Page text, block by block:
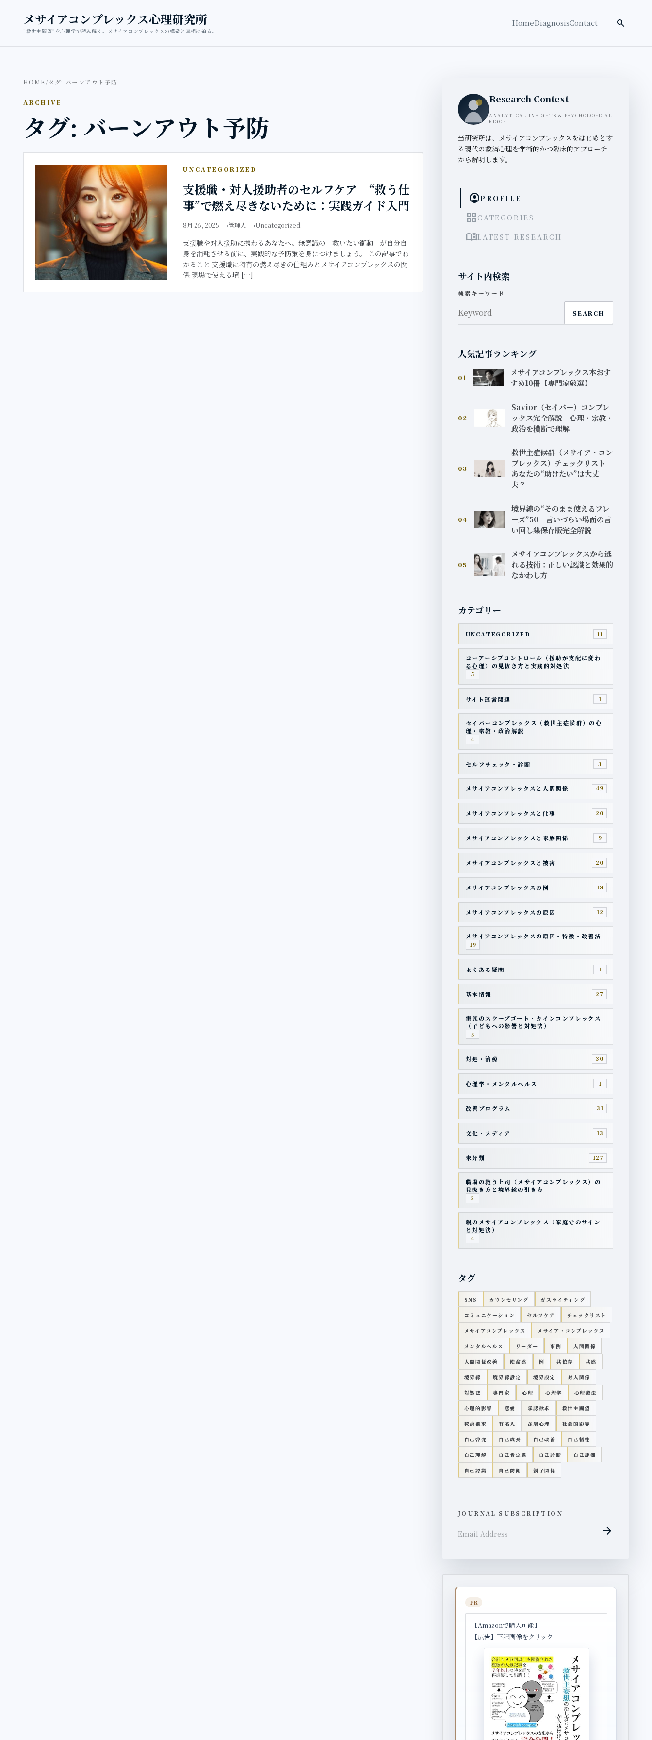
メサイアコンプレックス心理研究所
“救世主願望”を心理学で読み解く。メサイアコンプレックスの構造と真相に迫る。
HomeDiagnosisContact 検索を開く
search
HOME/タグ: バーンアウト予防
ARCHIVE
タグ: バーンアウト予防
UNCATEGORIZED
支援職・対人援助者のセルフケア｜“救う仕
事”で燃え尽きないために：実践ガイド入門
8月 26, 2025 管理人 Uncategorized
支援職や対人援助に携わるあなたへ。無意識の「救いたい衝動」が自分自
身を消耗させる前に、実践的な予防策を身につけましょう。 この記事でわ
かること 支援職に特有の燃え尽きの仕組みとメサイアコンプレックスの関
係 現場で使える境 […]
Research Context
ANALYTICAL INSIGHTS & PSYCHOLOGICAL
RIGOR
当研究所は、メサイアコンプレックスをはじめとす
る現代の救済心理を学術的かつ臨床的アプローチ
から解明します。
account_circlePROFILE
grid_view CATEGORIES
menu_bookLATEST RESEARCH
サイト内検索
検索キーワード
SEARCH
人気記事ランキング
01
メサイアコンプレックス本おす
すめ10冊【専門家厳選】
02
Savior（セイバー）コンプレ
ックス完全解説｜心理・宗教・
政治を横断で理解
03
救世主症候群（メサイア・コン
プレックス）チェックリスト｜
あなたの“助けたい”は大丈
夫？
04
境界線の“そのまま使えるフレ
ーズ”50｜言いづらい場面の言
い回し集保存版完全解説
05
メサイアコンプレックスから逃
れる技術：正しい認識と効果的
なかわし方
カテゴリー
UNCATEGORIZED 11
コーアーシブコントロール（援助が支配に変わ
る心理）の見抜き方と実践的対処法
5
サイト運営関連 1
セイバーコンプレックス（救世主症候群）の心
理・宗教・政治解説
4
セルフチェック・診断 3
メサイアコンプレックスと人間関係 49
メサイアコンプレックスと仕事 20
メサイアコンプレックスと家族関係 9
メサイアコンプレックスと被害 20
メサイアコンプレックスの例 18
メサイアコンプレックスの原因 12
メサイアコンプレックスの原因・特徴・改善法
19
よくある疑問 1
基本情報 27
家族のスケープゴート・カインコンプレックス
（子どもへの影響と対処法）
5
対処・治療 30
心理学・メンタルヘルス 1
改善プログラム 31
文化・メディア 13
未分類 127
職場の救う上司（メサイアコンプレックス）の
見抜き方と境界線の引き方
2
親のメサイアコンプレックス（家庭でのサイン
と対処法）
4
タグ
SNS カウンセリング ガスライティング
コミュニケーション セルフケア チェックリスト
メサイアコンプレックス メサイア・コンプレックス
メンタルヘルス リーダー 事例 人間関係
人間関係改善 使命感 例 共依存 共感
境界線 境界線設定 境界設定 対人関係
対処法 専門家 心理 心理学 心理療法
心理的影響 恋愛 承認欲求 救世主願望
救済欲求 有名人 深層心理 社会的影響
自己啓発 自己成長 自己改善 自己犠牲
自己理解 自己肯定感 自己診断 自己評価
自己認識 自己防衛 親子関係
JOURNAL SUBSCRIPTION
arrow_forward
PR
【Amazonで購入可能】
【広告】下記画像をクリック